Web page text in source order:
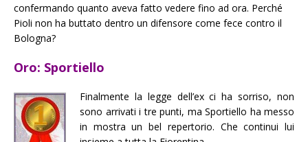
confermando quanto aveva fatto vedere fino ad ora. Perché
Pioli non ha buttato dentro un difensore come fece contro il
Bologna?
Oro: Sportiello
Finalmente la legge dell’ex ci ha sorriso, non
sono arrivati i tre punti, ma Sportiello ha messo
in mostra un bel repertorio. Che continui lui